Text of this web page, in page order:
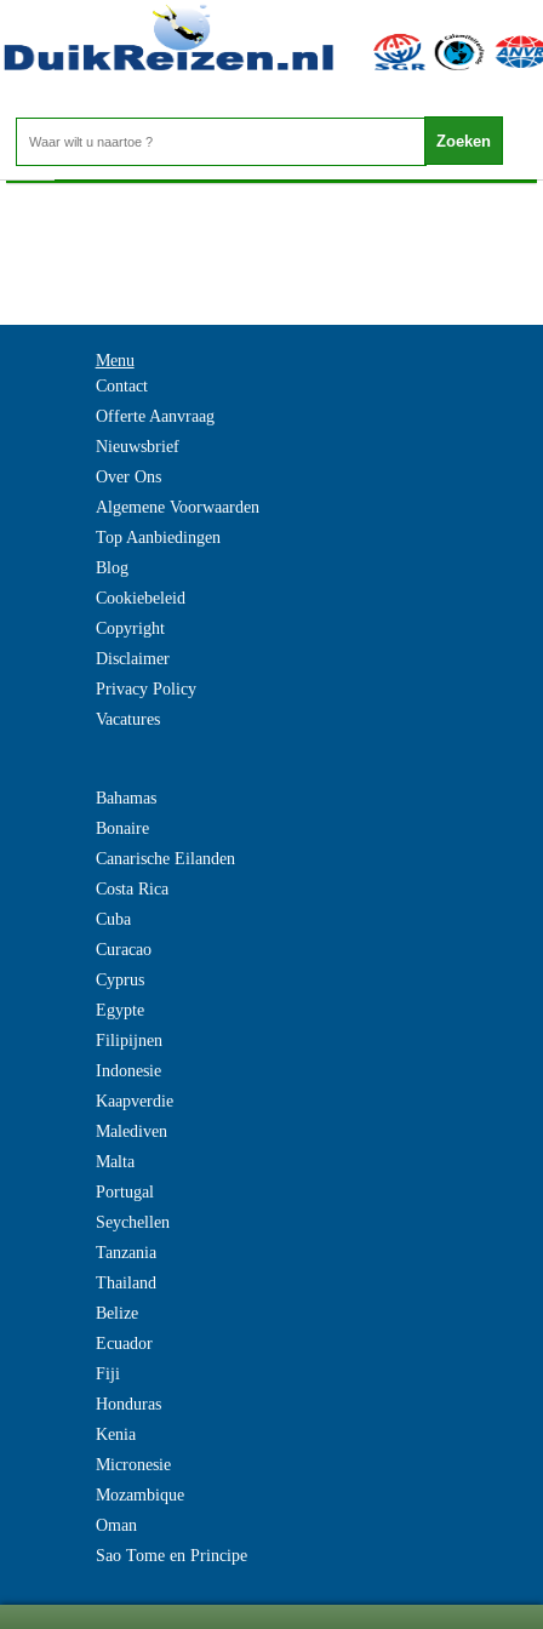
-
Home>
Menu
Contact
Offerte Aanvraag
Nieuwsbrief
Over Ons
Algemene Voorwaarden
Top Aanbiedingen
Blog
Cookiebeleid
Copyright
Disclaimer
Privacy Policy
Vacatures
Bahamas
Bonaire
Canarische Eilanden
Costa Rica
Cuba
Curacao
Cyprus
Egypte
Filipijnen
Indonesie
Kaapverdie
Malediven
Malta
Portugal
Seychellen
Tanzania
Thailand
Belize
Ecuador
Fiji
Honduras
Kenia
Micronesie
Mozambique
Oman
Sao Tome en Principe